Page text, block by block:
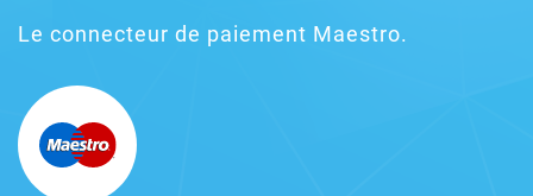
Le connecteur de paiement Maestro.